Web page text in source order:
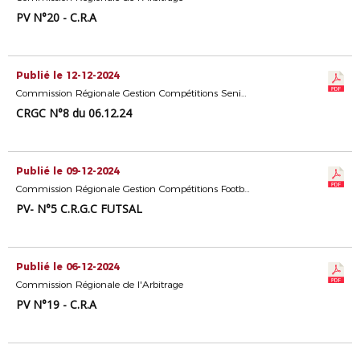
PV N°20 - C.R.A
Publié le 12-12-2024
Commission Régionale Gestion Compétitions Seniors
CRGC N°8 du 06.12.24
Publié le 09-12-2024
Commission Régionale Gestion Compétitions Football Diversifié
PV- N°5 C.R.G.C FUTSAL
Publié le 06-12-2024
Commission Régionale de l'Arbitrage
PV N°19 - C.R.A